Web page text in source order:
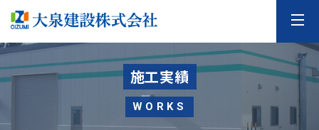
施工実績
WORKS